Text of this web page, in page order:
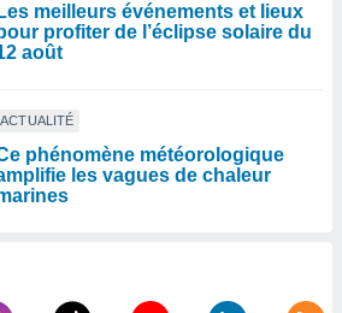
Les meilleurs événements et lieux
profiter de l’éclipse solaire du
août
ACTUALITÉ
phénomène météorologique
les vagues de chaleur